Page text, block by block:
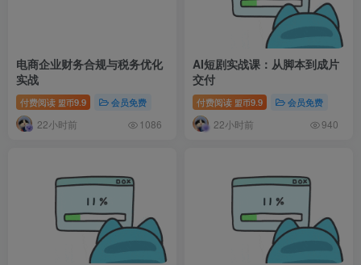
电商企业财务合规与税务优化
实战
付费阅读 盟币9.9 会员免费
22小时前 1086
AI短剧实战课：从脚本到成片
交付
付费阅读 盟币9.9 会员免费
22小时前 940